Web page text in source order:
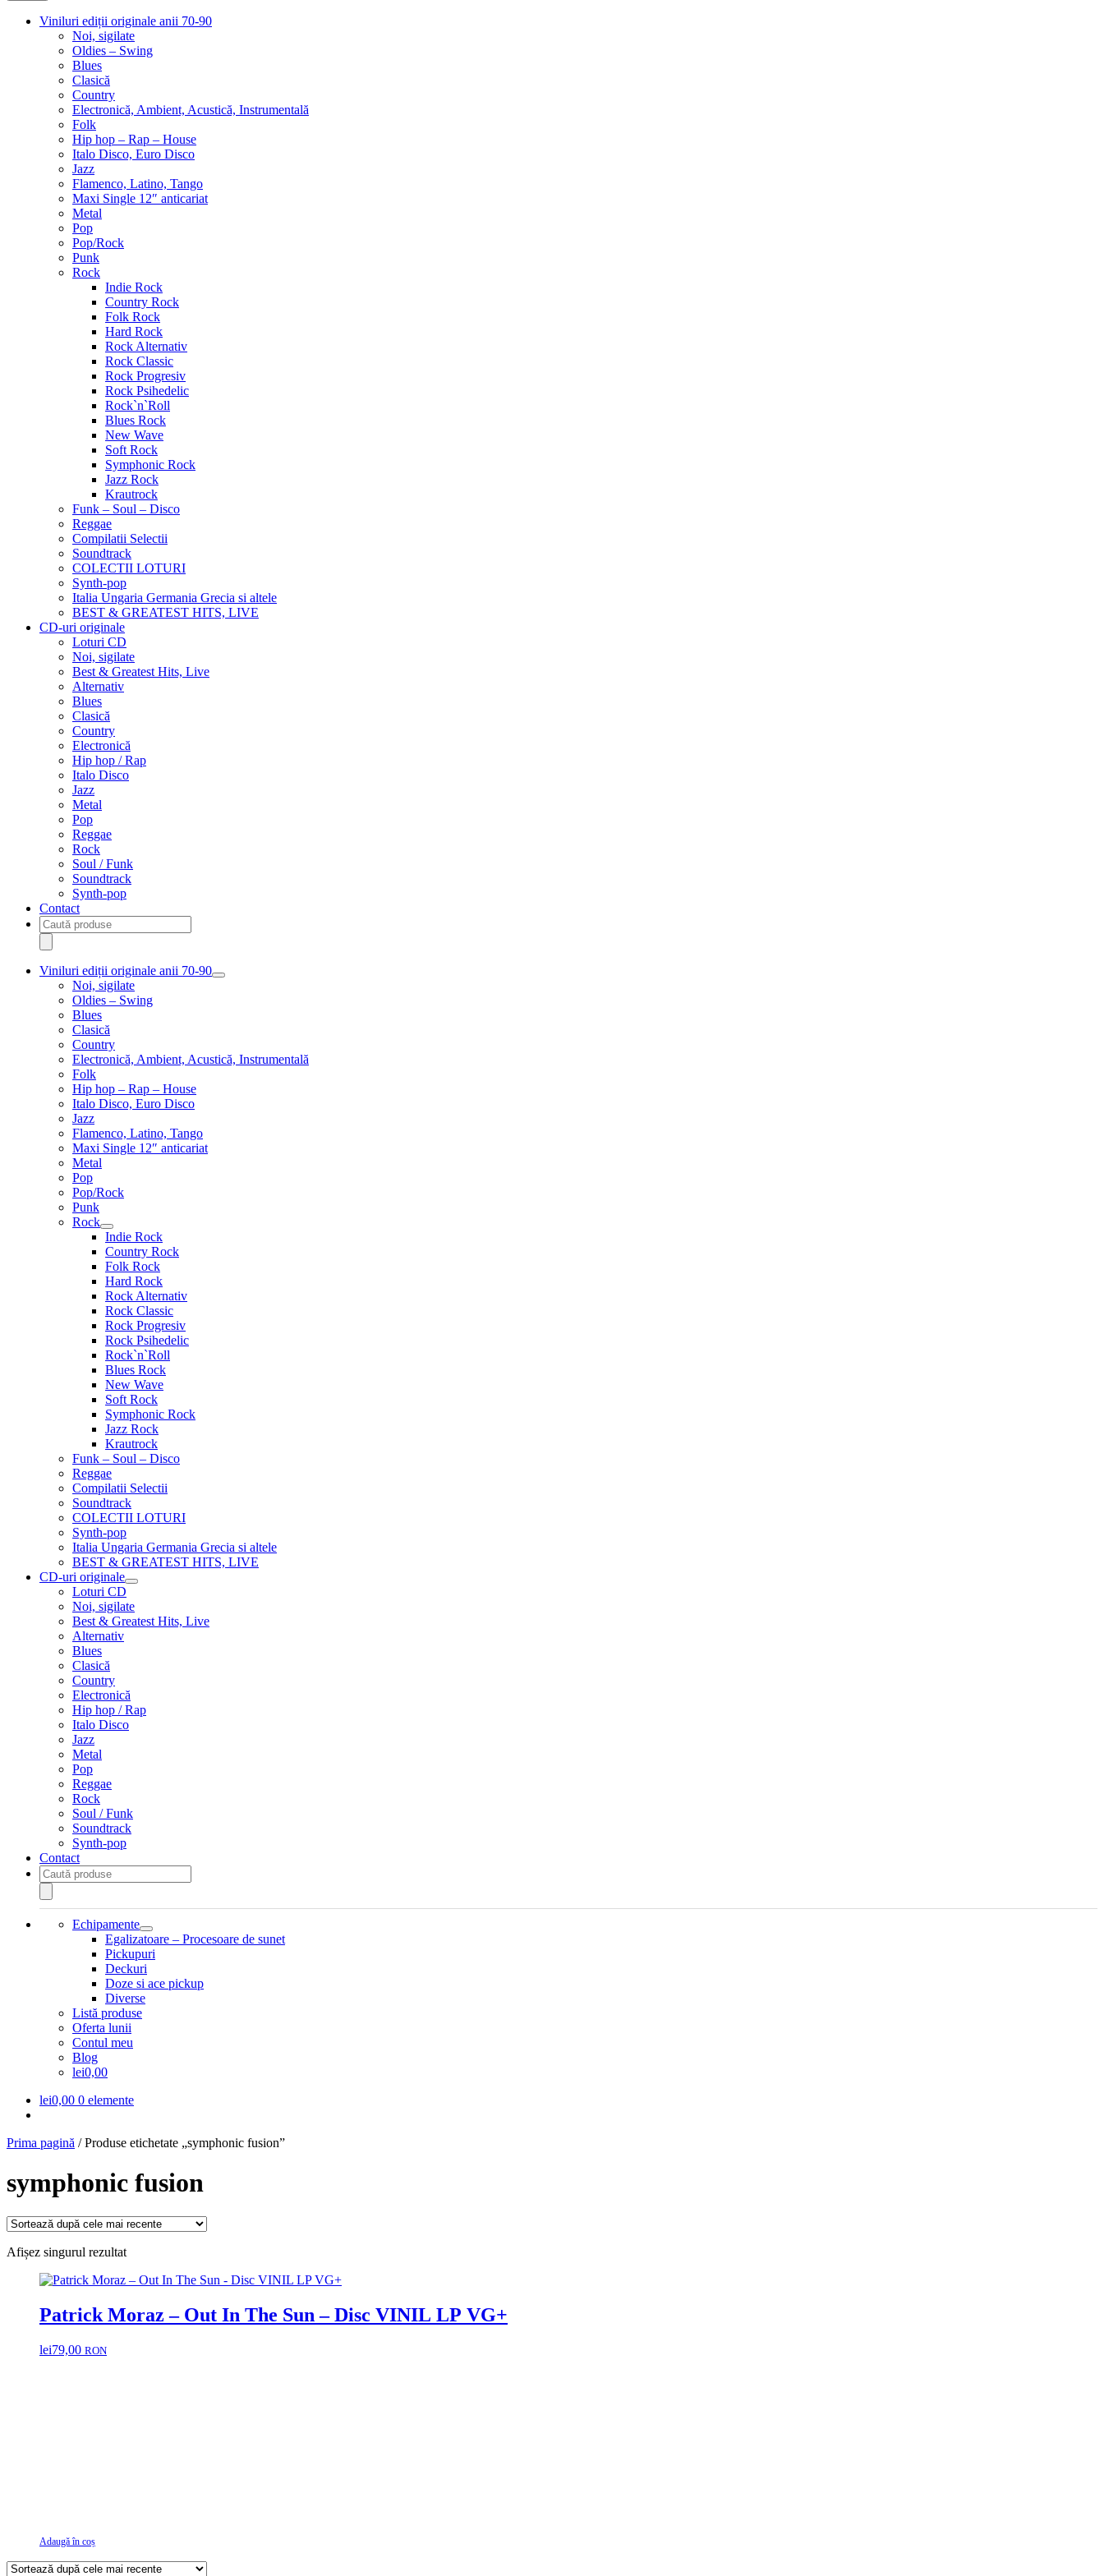
Viniluri ediții originale anii 70-90
Noi, sigilate
Oldies – Swing
Blues
Clasică
Country
Electronică, Ambient, Acustică, Instrumentală
Folk
Hip hop – Rap – House
Italo Disco, Euro Disco
Jazz
Flamenco, Latino, Tango
Maxi Single 12″ anticariat
Metal
Pop
Pop/Rock
Punk
Rock
Indie Rock
Country Rock
Folk Rock
Hard Rock
Rock Alternativ
Rock Classic
Rock Progresiv
Rock Psihedelic
Rock`n`Roll
Blues Rock
New Wave
Soft Rock
Symphonic Rock
Jazz Rock
Krautrock
Funk – Soul – Disco
Reggae
Compilatii Selectii
Soundtrack
COLECTII LOTURI
Synth-pop
Italia Ungaria Germania Grecia si altele
BEST & GREATEST HITS, LIVE
CD-uri originale
Loturi CD
Noi, sigilate
Best & Greatest Hits, Live
Alternativ
Blues
Clasică
Country
Electronică
Hip hop / Rap
Italo Disco
Jazz
Metal
Pop
Reggae
Rock
Soul / Funk
Soundtrack
Synth-pop
Contact
Products
search
Viniluri ediții originale anii 70-90
Extinde
Noi, sigilate
Oldies – Swing
Blues
Clasică
Country
Electronică, Ambient, Acustică, Instrumentală
Folk
Hip hop – Rap – House
Italo Disco, Euro Disco
Jazz
Flamenco, Latino, Tango
Maxi Single 12″ anticariat
Metal
Pop
Pop/Rock
Punk
Rock
Extinde
meniul
copil
Indie Rock
Country Rock
Folk Rock
Hard Rock
Rock Alternativ
Rock Classic
Rock Progresiv
Rock Psihedelic
Rock`n`Roll
Blues Rock
New Wave
Soft Rock
Symphonic Rock
Jazz Rock
Krautrock
Funk – Soul – Disco
Reggae
Compilatii Selectii
Soundtrack
COLECTII LOTURI
Synth-pop
Italia Ungaria Germania Grecia si altele
BEST & GREATEST HITS, LIVE
CD-uri originale
Extinde
copil
Loturi CD
Noi, sigilate
Best & Greatest Hits, Live
Alternativ
Blues
Clasică
Country
Electronică
Hip hop / Rap
Italo Disco
Jazz
Metal
Pop
Reggae
Rock
Soul / Funk
Soundtrack
Synth-pop
Contact
Products
search
Echipamente
Extinde
meniul
copil
Egalizatoare – Procesoare de sunet
Pickupuri
Deckuri
Doze si ace pickup
Diverse
Listă produse
Oferta lunii
Contul meu
Blog
lei0,00
lei0,00 0 elemente
Prima pagină /Produse etichetate „symphonic fusion”
symphonic fusion
Afișez singurul rezultat
Patrick Moraz – Out In The Sun – Disc VINIL LP VG+
lei79,00 RON
Adaugă în coș